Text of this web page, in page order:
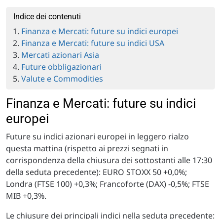
Indice dei contenuti
Finanza e Mercati: future su indici europei
Finanza e Mercati: future su indici USA
Mercati azionari Asia
Future obbligazionari
Valute e Commodities
Finanza e Mercati: future su indici
europei
Future su indici azionari europei in leggero rialzo
questa mattina (rispetto ai prezzi segnati in
corrispondenza della chiusura dei sottostanti alle 17:30
della seduta precedente): EURO STOXX 50 +0,0%;
Londra (FTSE 100) +0,3%; Francoforte (DAX) -0,5%; FTSE
MIB +0,3%.
Le chiusure dei principali indici nella seduta precedente: